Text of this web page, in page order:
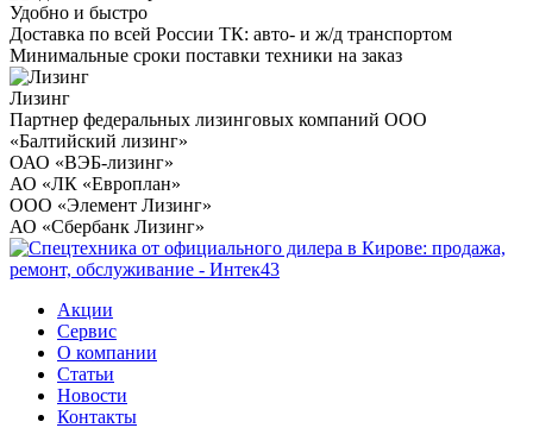
Удобно и быстро
Доставка по всей России ТК: авто- и ж/д транспортом
Минимальные сроки поставки техники на заказ
Лизинг
Партнер федеральных лизинговых компаний ООО
«Балтийский лизинг»
ОАО «ВЭБ-лизинг»
АО «ЛК «Европлан»
ООО «Элемент Лизинг»
АО «Сбербанк Лизинг»
Акции
Сервис
О компании
Статьи
Новости
Контакты